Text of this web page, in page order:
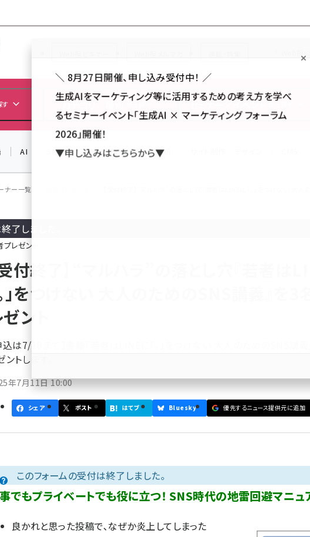
担当者Forum
す カテゴリ／種別 から探す セミナー／イベント から探す
AI SNS アクセス解析／データ分析
ナー一覧
了しました。
レゼント
受付終了】“マルハラ”の落とし穴『若者は
。」をつけない 大人のためのSNS講義』を
ント
込は7/18まで】書籍『若者はLINEに「。」をつけない 大人のためのSNS講
ントします。
年7月11日 10:00
シェア ポスト はてブ Bluesky 優先するニュース提供元に追加
このフォームの受付は終了しました。
でもプライベートでも役に立つ！ SNS時代の地雷回避マニュ
良かれと思った投稿で、なぜか炎上してしまった
＼ 8月27日開催、申し込み受付中！ ／
生成AIをマーケティング等に活用するための考え方を学べ
るセミナーイベント「生成AI × マーケティング フォーラム
2026」開催！
▼申し込みはこちらから▼